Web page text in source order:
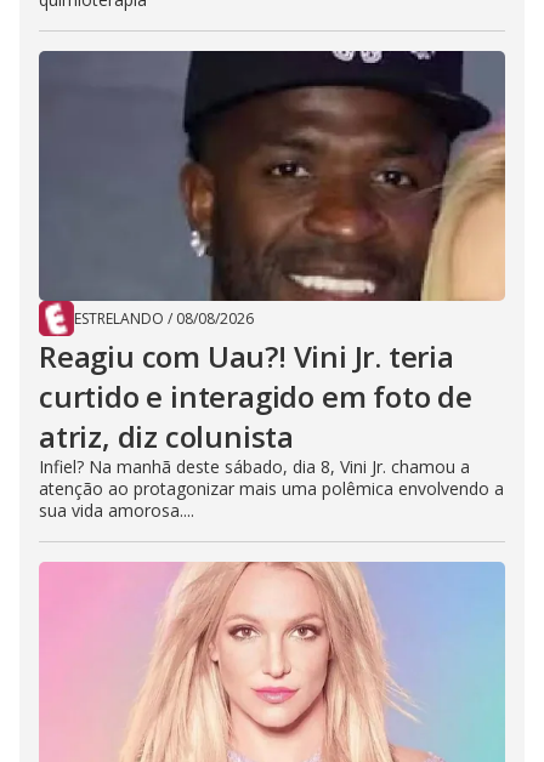
ESTRELANDO / 08/08/2026
Reagiu com Uau?! Vini Jr. teria
curtido e interagido em foto de
atriz, diz colunista
Infiel? Na manhã deste sábado, dia 8, Vini Jr. chamou a
atenção ao protagonizar mais uma polêmica envolvendo a
sua vida amorosa....